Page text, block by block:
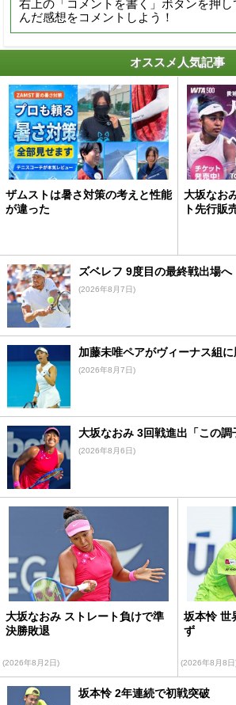
右上の「コメントを書く」ボタンを押
んだ感想をコメントしよう！
オススメ人気記事
ザムストは暑さ対策の考えと性能
が違った
大坂なお
ト先行販
ズベレフ 9度目の最終戦出場へ
(2026年8月7日)
加藤未唯ペアがヴィーナス組に
(2026年8月7日)
大坂なおみ 3回戦進出「この調
(2026年8月6日)
大坂なおみ ストレート負けで準
決勝敗退
(2026年8月2日)
坂本怜 世
ず
(2026年8月8日
坂本怜 2年連続で初戦突破